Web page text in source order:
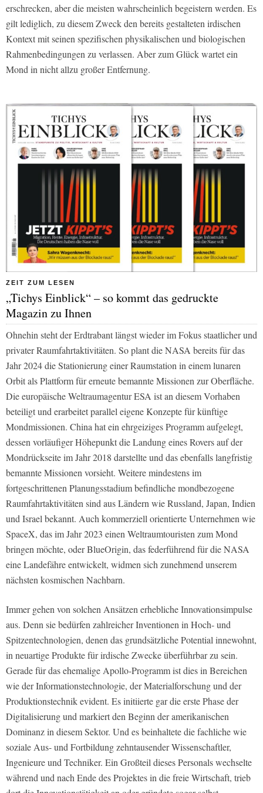
erschrecken, aber die meisten wahrscheinlich begeistern werden. Es
gilt lediglich, zu diesem Zweck den bereits gestalteten irdischen
Kontext mit seinen spezifischen physikalischen und biologischen
Rahmenbedingungen zu verlassen. Aber zum Glück wartet ein
Mond in nicht allzu großer Entfernung.
ZEIT ZUM LESEN
„Tichys Einblick“ – so kommt das gedruckte
Magazin zu Ihnen
Ohnehin steht der Erdtrabant längst wieder im Fokus staatlicher und
privater Raumfahrtaktivitäten. So plant die NASA bereits für das
Jahr 2024 die Stationierung einer Raumstation in einem lunaren
Orbit als Plattform für erneute bemannte Missionen zur Oberfläche.
Die europäische Weltraumagentur ESA ist an diesem Vorhaben
beteiligt und erarbeitet parallel eigene Konzepte für künftige
Mondmissionen. China hat ein ehrgeiziges Programm aufgelegt,
dessen vorläufiger Höhepunkt die Landung eines Rovers auf der
Mondrückseite im Jahr 2018 darstellte und das ebenfalls langfristig
bemannte Missionen vorsieht. Weitere mindestens im
fortgeschrittenen Planungsstadium befindliche mondbezogene
Raumfahrtaktivitäten sind aus Ländern wie Russland, Japan, Indien
und Israel bekannt. Auch kommerziell orientierte Unternehmen wie
SpaceX, das im Jahr 2023 einen Weltraumtouristen zum Mond
bringen möchte, oder BlueOrigin, das federführend für die NASA
eine Landefähre entwickelt, widmen sich zunehmend unserem
nächsten kosmischen Nachbarn.
Immer gehen von solchen Ansätzen erhebliche Innovationsimpulse
aus. Denn sie bedürfen zahlreicher Inventionen in Hoch- und
Spitzentechnologien, denen das grundsätzliche Potential innewohnt,
in neuartige Produkte für irdische Zwecke überführbar zu sein.
Gerade für das ehemalige Apollo-Programm ist dies in Bereichen
wie der Informationstechnologie, der Materialforschung und der
Produktionstechnik evident. Es initiierte gar die erste Phase der
Digitalisierung und markiert den Beginn der amerikanischen
Dominanz in diesem Sektor. Und es beinhaltete die fachliche wie
soziale Aus- und Fortbildung zehntausender Wissenschaftler,
Ingenieure und Techniker. Ein Großteil dieses Personals wechselte
während und nach Ende des Projektes in die freie Wirtschaft, trieb